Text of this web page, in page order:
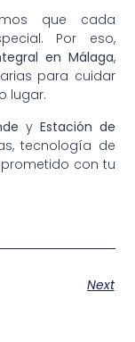
que cada
Por eso,
en Málaga,
para cuidar
lugar.
y Estación de
tecnología de
con tu
Next